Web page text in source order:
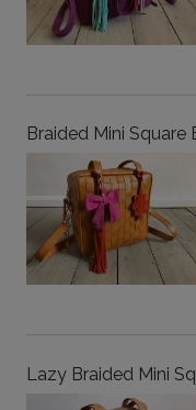
Braided Mini
Lazy Braided Mini